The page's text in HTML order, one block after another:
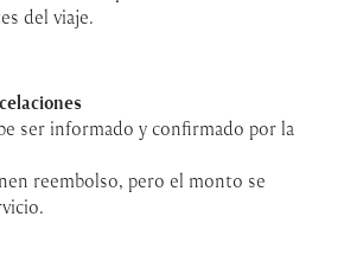
del viaje.
ser informado y confirmado por la
reembolso, pero el monto se